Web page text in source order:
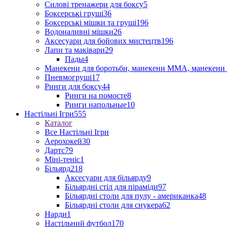
Силові тренажери для боксу5
Боксерські груші36
Боксерські мішки та груші196
Водоналивні мішки26
Аксесуари для бойових мистецтв196
Лапи та маківари29
Пады4
Манекени для боротьби, манекени ММА, манекени
Пневмогруші17
Ринги для боксу44
Ринги на помосте8
Ринги напольные10
Настільні Ігри555
Каталог
Все Настільні Ігри
Аерохокей30
Дартс79
Міні-теніс1
Більярд218
Аксесуари для більярду9
Більярдні стіл для піраміди97
Більярдні столи для пулу - американка48
Більярдні столи для снукера62
Нарди1
Настільний футбол170